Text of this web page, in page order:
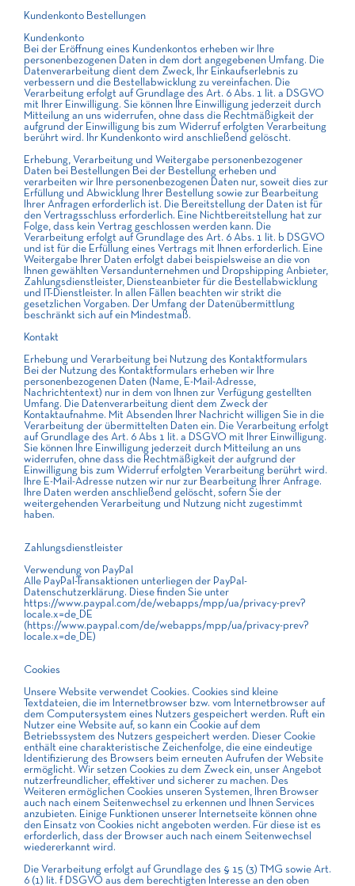
Kundenkonto Bestellungen
Kundenkonto
Bei der Eröffnung eines Kundenkontos erheben wir Ihre
personenbezogenen Daten in dem dort angegebenen Umfang. Die
Datenverarbeitung dient dem Zweck, Ihr Einkaufserlebnis zu
verbessern und die Bestellabwicklung zu vereinfachen. Die
Verarbeitung erfolgt auf Grundlage des Art. 6 Abs. 1 lit. a DSGVO
mit Ihrer Einwilligung. Sie können Ihre Einwilligung jederzeit durch
Mitteilung an uns widerrufen, ohne dass die Rechtmäßigkeit der
aufgrund der Einwilligung bis zum Widerruf erfolgten Verarbeitung
berührt wird. Ihr Kundenkonto wird anschließend gelöscht.
Erhebung, Verarbeitung und Weitergabe personenbezogener
Daten bei Bestellungen Bei der Bestellung erheben und
verarbeiten wir Ihre personenbezogenen Daten nur, soweit dies zur
Erfüllung und Abwicklung Ihrer Bestellung sowie zur Bearbeitung
Ihrer Anfragen erforderlich ist. Die Bereitstellung der Daten ist für
den Vertragsschluss erforderlich. Eine Nichtbereitstellung hat zur
Folge, dass kein Vertrag geschlossen werden kann. Die
Verarbeitung erfolgt auf Grundlage des Art. 6 Abs. 1 lit. b DSGVO
und ist für die Erfüllung eines Vertrags mit Ihnen erforderlich. Eine
Weitergabe Ihrer Daten erfolgt dabei beispielsweise an die von
Ihnen gewählten Versandunternehmen und Dropshipping Anbieter,
Zahlungsdienstleister, Diensteanbieter für die Bestellabwicklung
und IT-Dienstleister. In allen Fällen beachten wir strikt die
gesetzlichen Vorgaben. Der Umfang der Datenübermittlung
beschränkt sich auf ein Mindestmaß.
Kontakt
Erhebung und Verarbeitung bei Nutzung des Kontaktformulars
Bei der Nutzung des Kontaktformulars erheben wir Ihre
personenbezogenen Daten (Name, E-Mail-Adresse,
Nachrichtentext) nur in dem von Ihnen zur Verfügung gestellten
Umfang. Die Datenverarbeitung dient dem Zweck der
Kontaktaufnahme. Mit Absenden Ihrer Nachricht willigen Sie in die
Verarbeitung der übermittelten Daten ein. Die Verarbeitung erfolgt
auf Grundlage des Art. 6 Abs 1 lit. a DSGVO mit Ihrer Einwilligung.
Sie können Ihre Einwilligung jederzeit durch Mitteilung an uns
widerrufen, ohne dass die Rechtmäßigkeit der aufgrund der
Einwilligung bis zum Widerruf erfolgten Verarbeitung berührt wird.
Ihre E-Mail-Adresse nutzen wir nur zur Bearbeitung Ihrer Anfrage.
Ihre Daten werden anschließend gelöscht, sofern Sie der
weitergehenden Verarbeitung und Nutzung nicht zugestimmt
haben.
Zahlungsdienstleister
Verwendung von PayPal
Alle PayPal-Transaktionen unterliegen der PayPal-
Datenschutzerklärung. Diese finden Sie unter
https://www.paypal.com/de/webapps/mpp/ua/privacy-prev?
locale.x=de_DE
(https://www.paypal.com/de/webapps/mpp/ua/privacy-prev?
locale.x=de_DE)
Cookies
Unsere Website verwendet Cookies. Cookies sind kleine
Textdateien, die im Internetbrowser bzw. vom Internetbrowser auf
dem Computersystem eines Nutzers gespeichert werden. Ruft ein
Nutzer eine Website auf, so kann ein Cookie auf dem
Betriebssystem des Nutzers gespeichert werden. Dieser Cookie
enthält eine charakteristische Zeichenfolge, die eine eindeutige
Identifizierung des Browsers beim erneuten Aufrufen der Website
ermöglicht. Wir setzen Cookies zu dem Zweck ein, unser Angebot
nutzerfreundlicher, effektiver und sicherer zu machen. Des
Weiteren ermöglichen Cookies unseren Systemen, Ihren Browser
auch nach einem Seitenwechsel zu erkennen und Ihnen Services
anzubieten. Einige Funktionen unserer Internetseite können ohne
den Einsatz von Cookies nicht angeboten werden. Für diese ist es
erforderlich, dass der Browser auch nach einem Seitenwechsel
wiedererkannt wird.
Die Verarbeitung erfolgt auf Grundlage des § 15 (3) TMG sowie Art.
6 (1) lit. f DSGVO aus dem berechtigten Interesse an den oben